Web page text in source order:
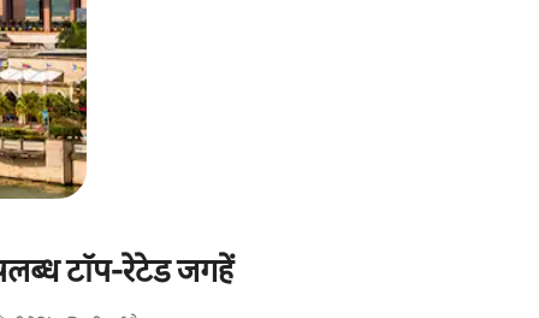
टॉप-रेटेड जगहें